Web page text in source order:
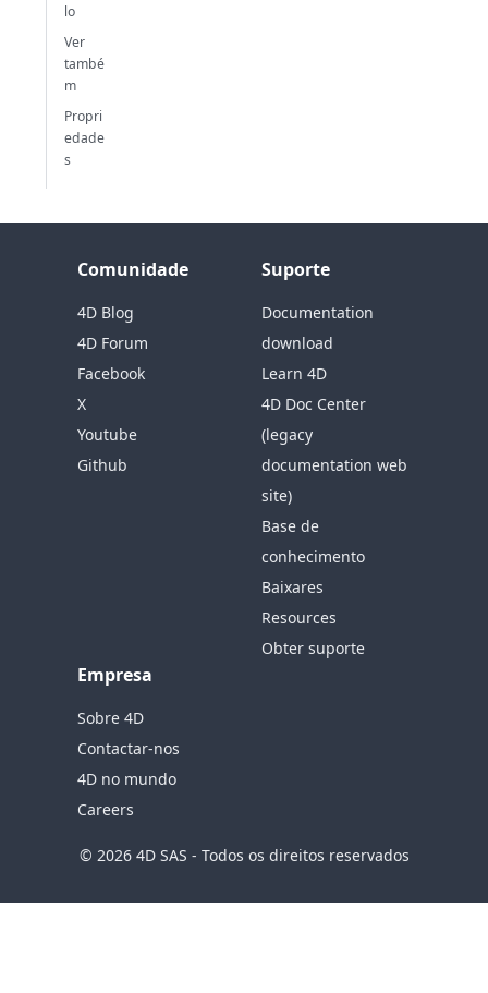
lo
Ver
també
m
Propri
edade
s
Comunidade
4D Blog
4D Forum
Facebook
X
Youtube
Github
Suporte
Documentation
download
Learn 4D
4D Doc Center
(legacy
documentation web
site)
Base de
conhecimento
Baixares
Resources
Obter suporte
Empresa
Sobre 4D
Contactar-nos
4D no mundo
Careers
© 2026 4D SAS - Todos os direitos reservados